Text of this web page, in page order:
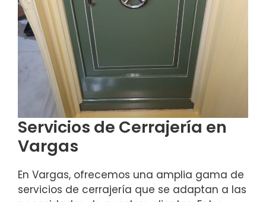
Servicios de Cerrajería en
Vargas
En Vargas, ofrecemos una amplia gama de
servicios de cerrajería que se adaptan a las